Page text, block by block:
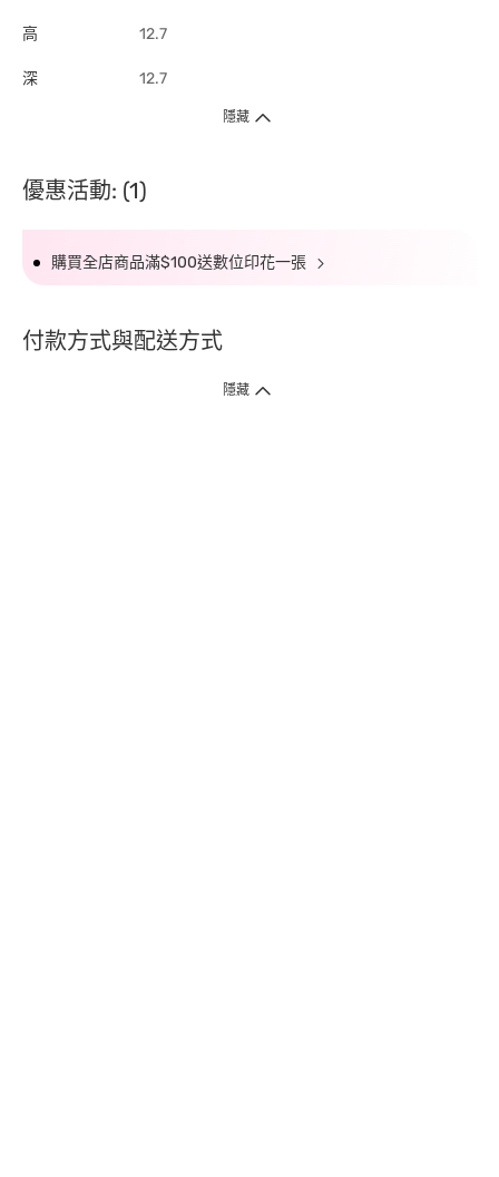
高 12.7
深 12.7
隱藏
優惠活動: (1)
購買全店商品滿$100送數位印花一張
付款方式與配送方式
隱藏